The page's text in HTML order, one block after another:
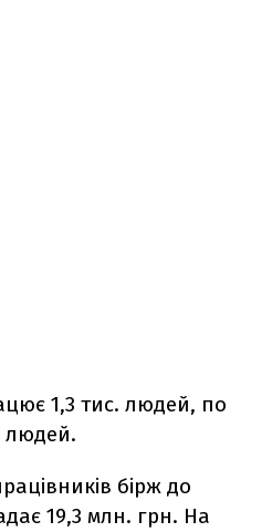
1,3 тис. людей, по
людей.
бірж до
19,3 млн. грн. На